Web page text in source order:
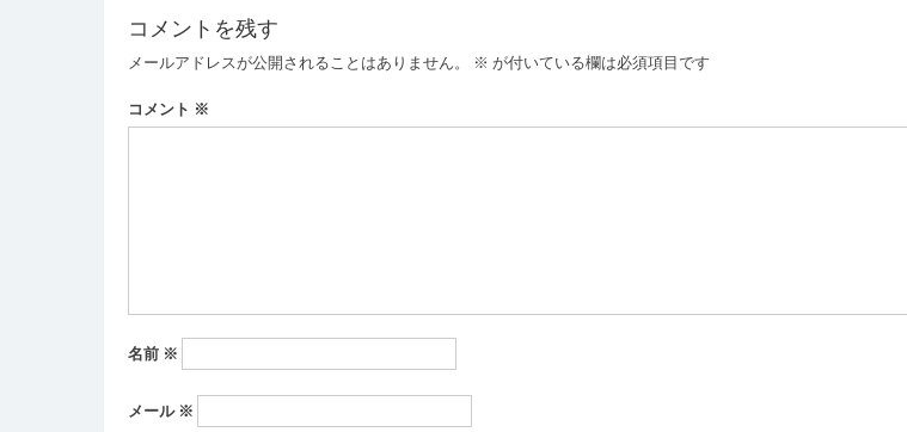
ビ
ゲ
ー
コメントを残す
メールアドレスが公開されることはありません。 ※ が付いている欄は必須項目です
コメント ※
名前 ※
メール ※